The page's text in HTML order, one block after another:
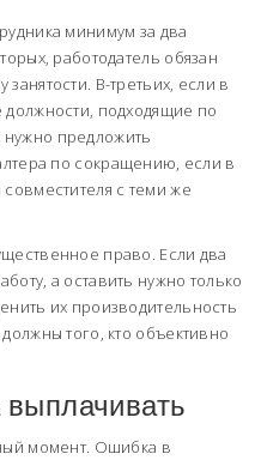
минимум за два
работодатель обязан
В-третьих, если в
должности, подходящие по
нужно предложить
по сокращению, если в
с теми же
право. Если два
а оставить нужно только
их производительность
того, кто объективно
выплачивать
момент. Ошибка в